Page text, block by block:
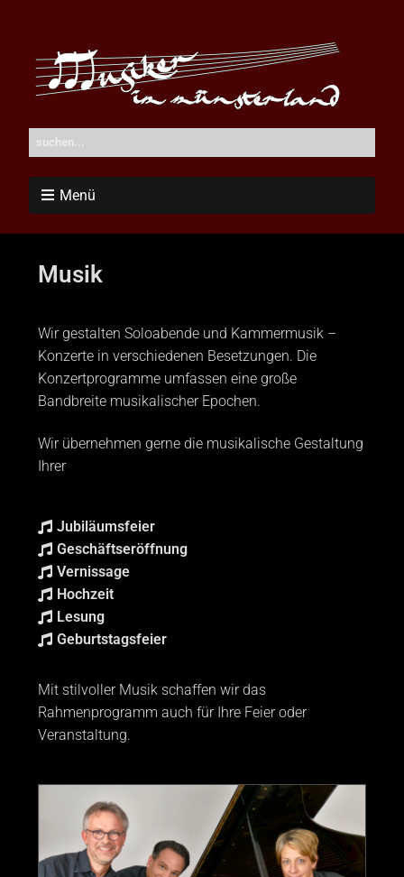
Menü
Musik
Wir gestalten Soloabende und Kammermusik –
Konzerte in verschiedenen Besetzungen. Die
Konzertprogramme umfassen eine große
Bandbreite musikalischer Epochen.
Wir übernehmen gerne die musikalische Gestaltung
Ihrer
Jubiläumsfeier
Geschäftseröffnung
Vernissage
Hochzeit
Lesung
Geburtstagsfeier
Mit stilvoller Musik schaffen wir das
Rahmenprogramm auch für Ihre Feier oder
Veranstaltung.